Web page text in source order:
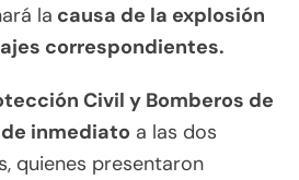
la causa de la explosión
correspondientes.
Civil y Bomberos de
inmediato a las dos
quienes presentaron